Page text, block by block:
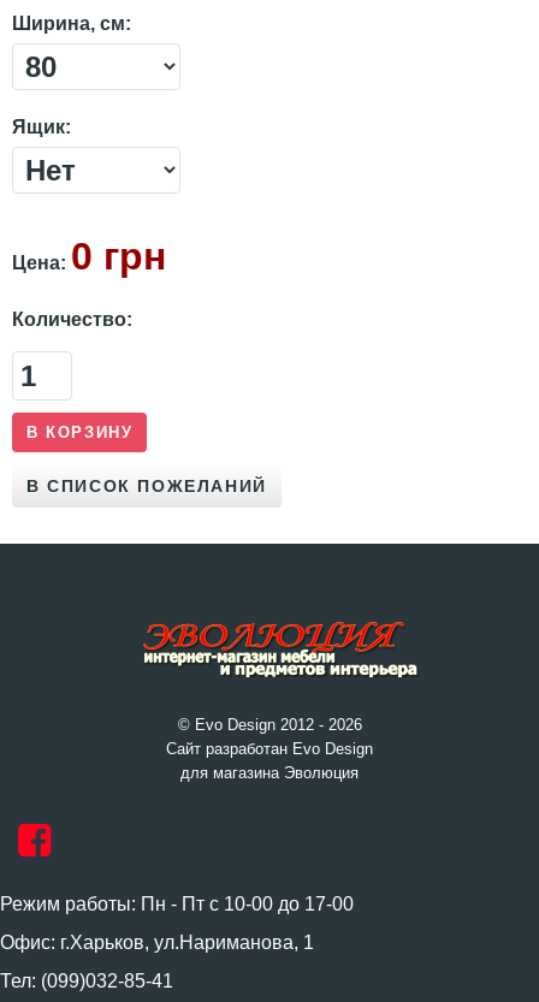
Ширина, см:
Ящик:
Цена: 0 грн
Количество:
© Evo Design 2012 - 2026
Сайт разработан Evo Design
для магазина Эволюция
Режим работы: Пн - Пт с 10-00 до 17-00
Офис: г.Харьков, ул.Нариманова, 1
Тел: (099)032-85-41